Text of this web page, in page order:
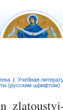
Учебная
(русским шрифтом)